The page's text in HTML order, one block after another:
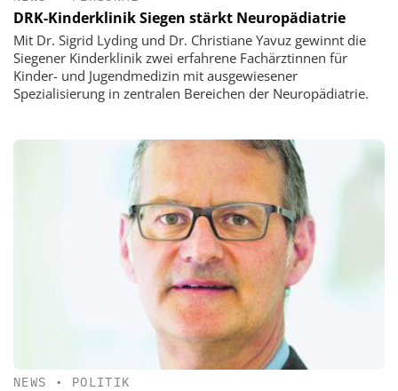
DRK-Kinderklinik Siegen stärkt Neuropädiatrie
Mit Dr. Sigrid Lyding und Dr. Christiane Yavuz gewinnt die
Siegener Kinderklinik zwei erfahrene Fachärztinnen für
Kinder- und Jugendmedizin mit ausgewiesener
Spezialisierung in zentralen Bereichen der Neuropädiatrie.
NEWS • POLITIK